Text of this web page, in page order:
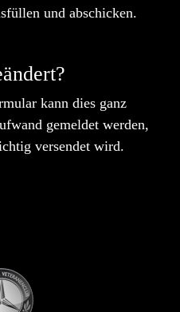
und abschicken.
kann dies ganz
gemeldet werden,
versendet wird.